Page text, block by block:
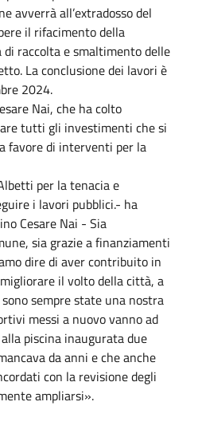
avverrà all’extradosso del
il rifacimento della
raccolta e smaltimento delle
La conclusione dei lavori è
2024.
Nai, che ha colto
tutti gli investimenti che si
favore di interventi per la
per la tenacia e
i lavori pubblici.- ha
Cesare Nai - Sia
sia grazie a finanziamenti
dire di aver contribuito in
il volto della città, a
sempre state una nostra
messi a nuovo vanno ad
piscina inaugurata due
da anni e che anche
con la revisione degli
ampliarsi».